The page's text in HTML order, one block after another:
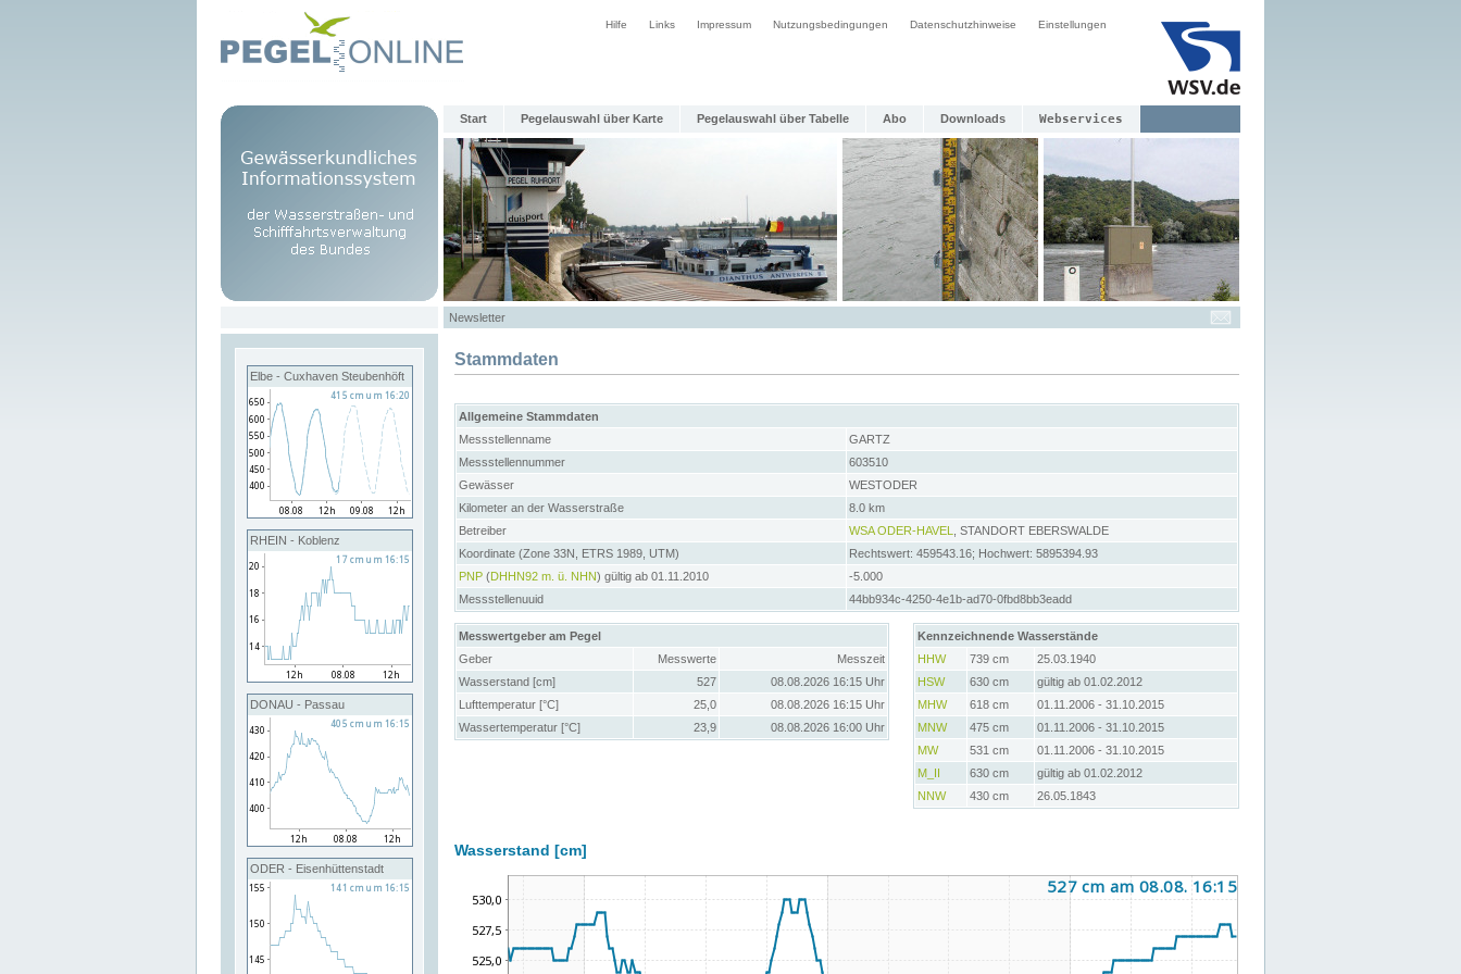
Hilfe Links Impressum Nutzungsbedingungen Datenschutzhinweise Einstellungen
Start Pegelauswahl über Karte Pegelauswahl über Tabelle Abo Downloads Webservices
Newsletter
Elbe - Cuxhaven Steubenhöft
RHEIN - Koblenz
DONAU - Passau
ODER - Eisenhüttenstadt
Stammdaten
Allgemeine Stammdaten
Messstellenname
GARTZ
Messstellennummer
603510
Gewässer
WESTODER
Kilometer an der Wasserstraße
8.0 km
Betreiber
WSA ODER-HAVEL
, STANDORT EBERSWALDE
Koordinate (Zone 33N, ETRS 1989, UTM)
Rechtswert: 459543.16; Hochwert: 5895394.93
PNP (DHHN92 m. ü. NHN) gültig ab 01.11.2010
-5.000
Messstellenuuid
44bb934c-4250-4e1b-ad70-0fbd8bb3eadd
Messwertgeber am Pegel
Geber
Messwerte
Messzeit
Wasserstand [cm]
527
08.08.2026 16:15 Uhr
Lufttemperatur [°C]
25,0
08.08.2026 16:15 Uhr
Wassertemperatur [°C]
23,9 08.08.2026 16:00 Uhr
Kennzeichnende Wasserstände
HHW
739 cm
25.03.1940
HSW
630 cm
gültig ab 01.02.2012
MHW
618 cm
01.11.2006 - 31.10.2015
MNW
475 cm
01.11.2006 - 31.10.2015
MW
531 cm
01.11.2006 - 31.10.2015
M_II
630 cm
gültig ab 01.02.2012
NNW
430 cm 26.05.1843
Wasserstand [cm]